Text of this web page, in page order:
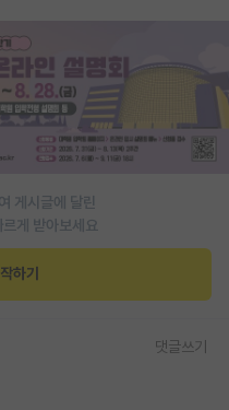
게시글에 달린
게 받아보세요
하기
댓글쓰기